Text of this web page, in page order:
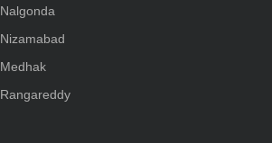
Nalgonda
Nizamabad
Medhak
Rangareddy